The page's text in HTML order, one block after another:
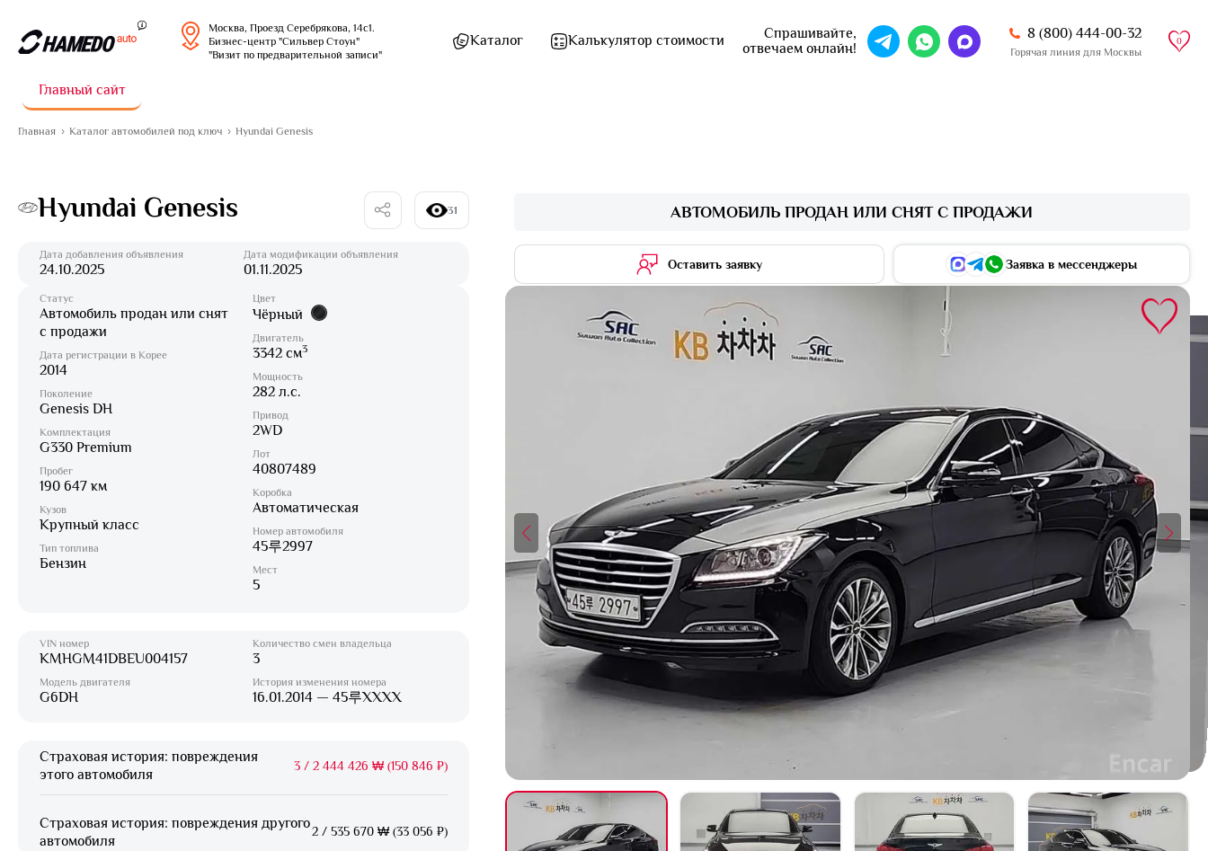
Москва, Проезд Серебрякова, 14с1.
Бизнес-центр "Сильвер Стоун"
"Визит по предварительной записи"
Каталог Калькулятор стоимости
Спрашивайте,
отвечаем онлайн!
8 (800) 444-00-32
Горячая линия для Москвы
0
Главный сайт
Главная Каталог автомобилей под ключ Hyundai Genesis
Hyundai Genesis 31
Дата добавления объявления
24.10.2025
Дата модификации объявления
01.11.2025
АВТОМОБИЛЬ ПРОДАН ИЛИ СНЯТ С ПРОДАЖИ
Оставить заявку Заявка в мессенджеры
Статус
Автомобиль продан или снят
с продажи
Дата регистрации в Корее
2014
Поколение
Genesis DH
Комплектация
G330 Premium
Пробег
190 647 км
Кузов
Крупный класс
Тип топлива
Бензин
Цвет
Чёрный
Двигатель
3342 см3
Мощность
282 л.с.
Привод
2WD
Лот
40807489
Коробка
Автоматическая
Номер автомобиля
45루2997
Мест
5
VIN номер
KMHGM41DBEU004157
Модель двигателя
G6DH
Количество смен владельца
3
История изменения номера
16.01.2014 — 45루XXXX
Страховая история: повреждения
этого автомобиля
3 / 2 444 426 ₩ (150 846 ₽)
Страховая история: повреждения другого
автомобиля
2 / 535 670 ₩ (33 056 ₽)